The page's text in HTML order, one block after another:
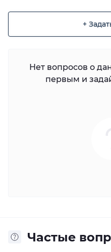
+
Нет вопросов о
первым и
Частые